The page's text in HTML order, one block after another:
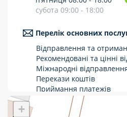
Доставка за межі України
Прийом вантажів
Фінансові послуги:
Термінові перекази
Перекази
Комунальні та інші
субота 09:00 - 18:00
Перелік основних
Відправлення та
Рекомендовані та цінні
Міжнародні
Перекази коштів
Приймання платежів
Поповнення мобільного
Оформлення передплати
+